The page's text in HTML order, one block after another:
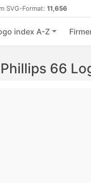
SVG-Format: 11,656
index A-Z
Phillips 66